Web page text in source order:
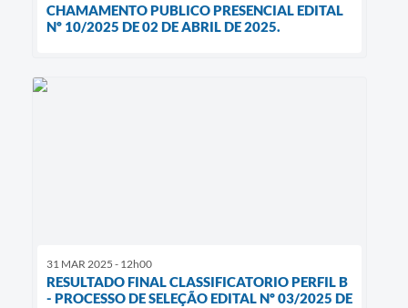
CHAMAMENTO PUBLICO PRESENCIAL EDITAL
Nº 10/2025 DE 02 DE ABRIL DE 2025.
31 MAR 2025 - 12h00
RESULTADO FINAL CLASSIFICATORIO PERFIL B
- PROCESSO DE SELEÇÃO EDITAL Nº 03/2025 DE